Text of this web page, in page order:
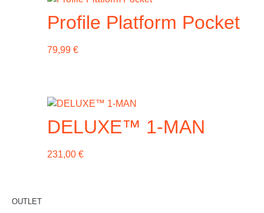
Profile Platform Pocket
79,99 €
DELUXE™ 1-MAN
231,00 €
OUTLET